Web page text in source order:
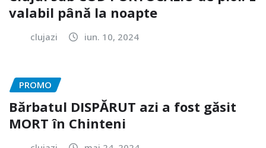
valabil până la noapte
clujazi iun. 10, 2024
PROMO
Bărbatul DISPĂRUT azi a fost găsit
MORT în Chinteni